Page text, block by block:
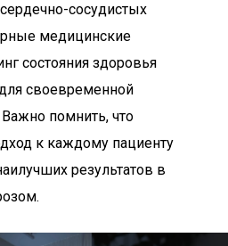
сосудистых
медицинские
состояния здоровья
своевременной
помнить, что
к каждому пациенту
результатов в